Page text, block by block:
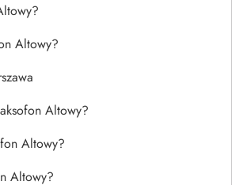
Altowy?
Altowy?
Altowy?
Altowy?